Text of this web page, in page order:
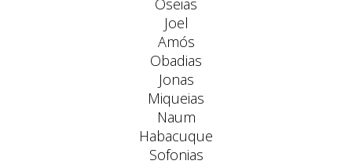
Oseias
Joel
Amós
Obadias
Jonas
Miqueias
Naum
Habacuque
Sofonias